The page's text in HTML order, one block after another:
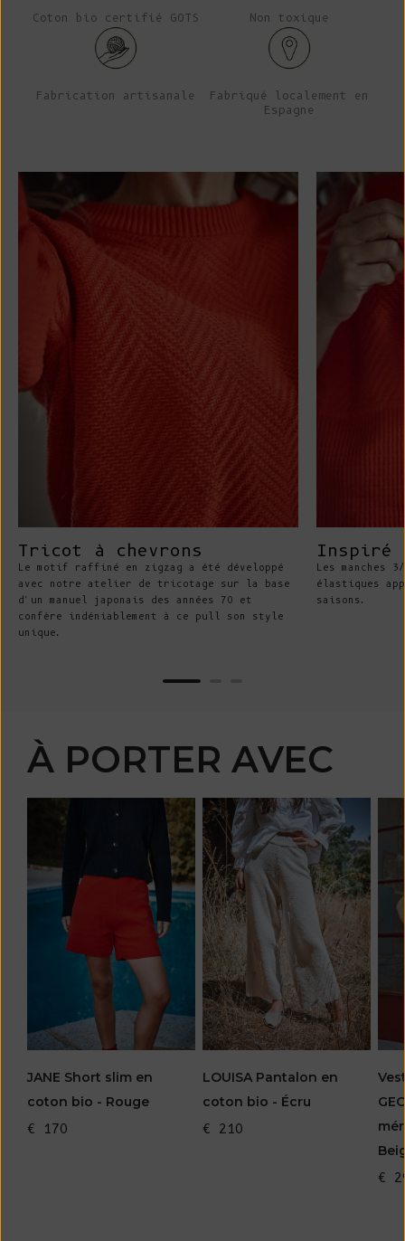
Coton bio certifié GOTS Non toxique
Fabrication artisanale
Fabriqué localement en
Espagne
Tricot à chevrons
Le motif raffiné en zigzag a été développé
avec notre atelier de tricotage sur la base
d'un manuel japonais des années 70 et
confère indéniablement à ce pull son style
unique.
Inspiré
Les
élastiques
saisons.
À PORTER AVEC
JANE Short slim en
coton bio - Rouge
€ 170
LOUISA Pantalon en
coton bio - Écru
€ 210
€